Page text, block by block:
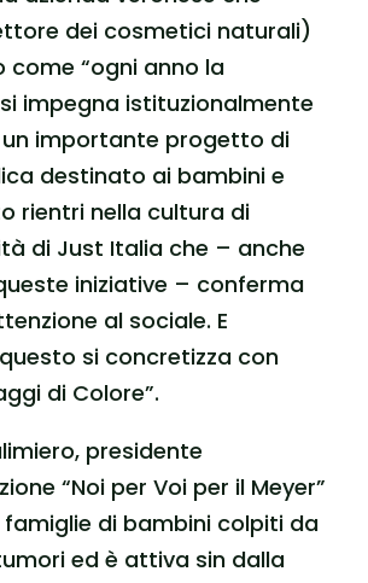
dei cosmetici naturali)
“ogni anno la
impegna istituzionalmente
importante progetto di
destinato ai bambini e
rientri nella cultura di
di Just Italia che – anche
iniziative – conferma
al sociale. E
si concretizza con
di Colore”.
presidente
“Noi per Voi per il Meyer”
famiglie di bambini colpiti da
ed è attiva sin dalla